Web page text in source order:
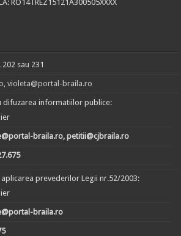
RO14TREZ15121A300505XXXX
202 sau 231
,violeta@portal-braila.ro
difuzarea informatiilor publice:
braila.ro, petitii@cjbraila.ro
prevederilor Legii nr.52/2003:
braila.ro